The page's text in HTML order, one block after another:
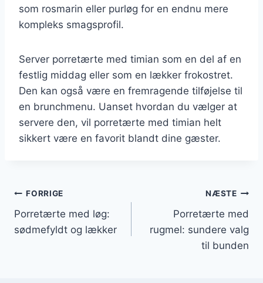
som rosmarin eller purløg for en endnu mere
kompleks smagsprofil.
Server porretærte med timian som en del af en
festlig middag eller som en lækker frokostret.
Den kan også være en fremragende tilføjelse til
en brunchmenu. Uanset hvordan du vælger at
servere den, vil porretærte med timian helt
sikkert være en favorit blandt dine gæster.
Indlægsnavigation
FORRIGE
Porretærte med løg:
sødmefyldt og lækker
NÆSTE
Porretærte med
rugmel: sundere valg
til bunden